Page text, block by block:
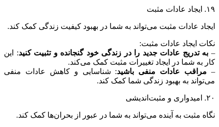
۱۹. ایجاد عادات مثبت
ایجاد عادات مثبت می‌تواند به شما در بهبود کیفیت زندگی کمک کند.
نکات ایجاد عادات مثبت:
– به تدریج عادات جدید را در زندگی خود گنجانده و تثبیت کنید: این
کار به شما در ایجاد تغییرات مثبت کمک می‌کند.
– مراقب عادات منفی باشید: شناسایی و کاهش عادات منفی
می‌تواند به بهبود زندگی شما کمک کند.
۲۰. امیدواری و مثبت‌اندیشی
نگاه مثبت به آینده می‌تواند به شما در عبور از بحران‌ها کمک کند.